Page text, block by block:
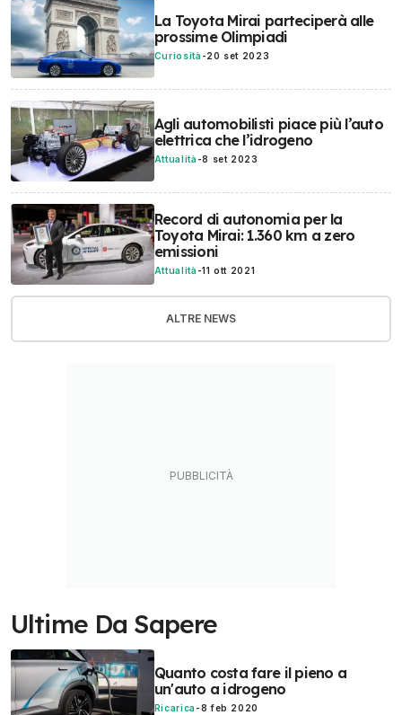
La Toyota Mirai parteciperà alle
prossime Olimpiadi
Curiosità -20 set 2023
Agli automobilisti piace più l’auto
elettrica che l’idrogeno
Attualità -8 set 2023
Record di autonomia per la
Toyota Mirai: 1.360 km a zero
emissioni
Attualità -11 ott 2021
ALTRE NEWS
Ultime Da Sapere
Quanto costa fare il pieno a
un'auto a idrogeno
Ricarica -8 feb 2020